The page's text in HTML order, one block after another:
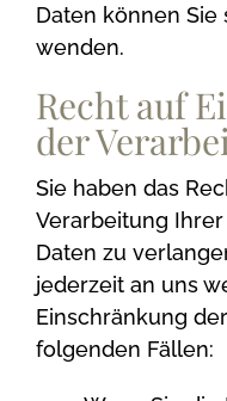
Daten können Sie
wenden.
Recht auf
der
Sie haben das
Verarbeitung
Daten zu
jederzeit an uns
Einschränkung
folgenden Fällen: